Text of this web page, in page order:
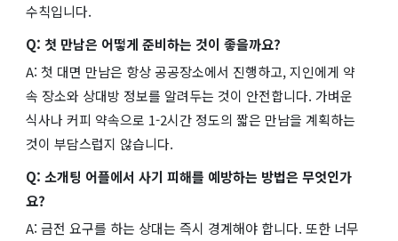
수칙입니다.
Q: 첫 만남은 어떻게 준비하는 것이 좋을까요?
A: 첫 대면 만남은 항상 공공장소에서 진행하고, 지인에게 약
속 장소와 상대방 정보를 알려두는 것이 안전합니다. 가벼운
식사나 커피 약속으로 1-2시간 정도의 짧은 만남을 계획하는
것이 부담스럽지 않습니다.
Q: 소개팅 어플에서 사기 피해를 예방하는 방법은 무엇인가
요?
A: 금전 요구를 하는 상대는 즉시 경계해야 합니다. 또한 너무